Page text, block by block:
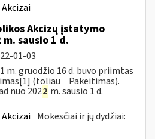
Akcizai
Akcizų įstatymo
sausio 1 d.
01-03
m. gruodžio 16 d. buvo priimtas
(toliau − Pakeitimas).
nuo 2022 m. sausio 1 d.
Akcizai Mokesčiai ir jų dydžiai: